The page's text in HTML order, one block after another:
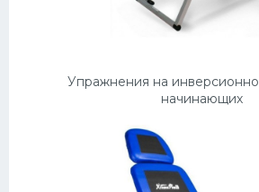
Упражнения на
начинающих